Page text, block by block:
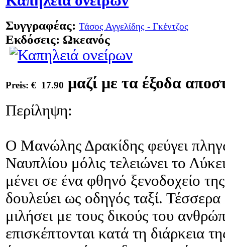
Συγγραφέας: Τάσος Αγγελίδης - Γκέντζος
Εκδόσεις: Ωκεανός
Preis: € 17.90 μαζί με τα έξοδα
Περίληψη:
Ο Μανώλης Δρακίδης φεύγει
Ναυπλίου μόλις τελειώνει το
μένει σε ένα φθηνό ξενοδοχείο
δουλεύει ως οδηγός ταξί.
μιλήσει με τους δικούς του
επισκέπτονται κατά τη διάρκεια